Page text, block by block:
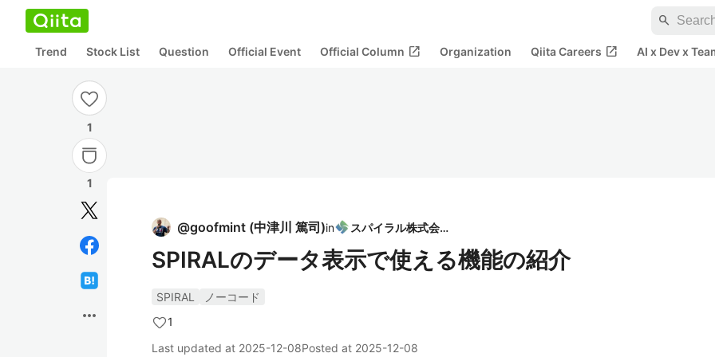
search
Trend Stock List Question Official Event Official Column open_in_new Organization Qiita Careers open_in_new AI x Dev x
1
1
more_horiz
@goofmint (中津川 篤司)in スパイラル株式会社
SPIRALのデータ表示で使える機能の紹介
SPIRAL
ノーコード
1
Last updated at 2025-12-08Posted at 2025-12-08